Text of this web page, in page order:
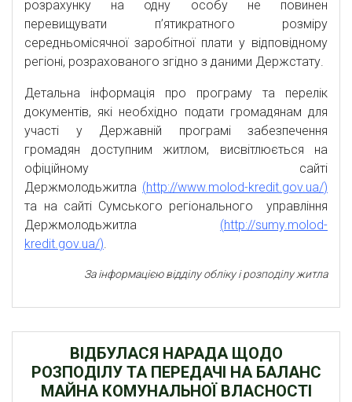
розрахунку на одну особу не повинен
перевищувати п’ятикратного розміру
середньомісячної заробітної плати у відповідному
регіоні, розрахованого згідно з даними Держстату.
Детальна інформація про програму та перелік
документів, які необхідно подати громадянам для
участі у Державній програмі забезпечення
громадян доступним житлом, висвітлюється на
офіційному сайті
Держмолодьжитла (http://www.molod-kredit.gov.ua/)
та насайті Сумського регіонального управління
Держмолодьжитла (http://sumy.molod-
kredit.gov.ua/).
За інформацією відділу обліку і розподілу житла
ВІДБУЛАСЯ НАРАДА ЩОДО
РОЗПОДІЛУ ТА ПЕРЕДАЧІ НА БАЛАНС
МАЙНА КОМУНАЛЬНОЇ ВЛАСНОСТІ